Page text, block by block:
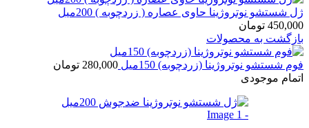
ژل شستشو نوتروژینا حاوی عصاره ( زردچوبه ) 200میل
450,000 تومان
بازگشت به محصولات
فوم شستشو نوتروژینا (زردچوبه) 150میل 280,000 تومان
اتمام موجودی